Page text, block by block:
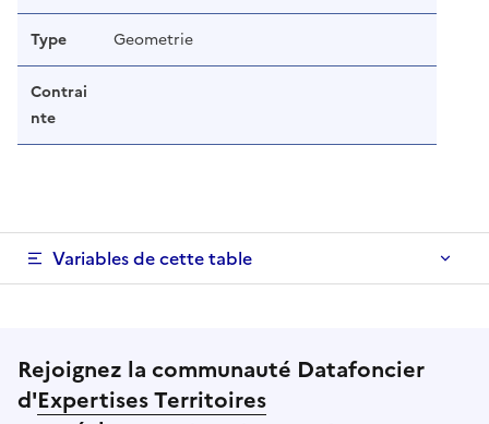
Type Geometrie
Contrai
nte
Variables de cette table
Rejoignez la communauté Datafoncier
d'Expertises Territoires